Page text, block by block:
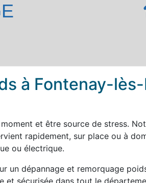
à Fontenay-
et être source de stress.
rapidement, sur place ou à
ou électrique.
un dépannage et remorquage
et sécurisée dans tout le